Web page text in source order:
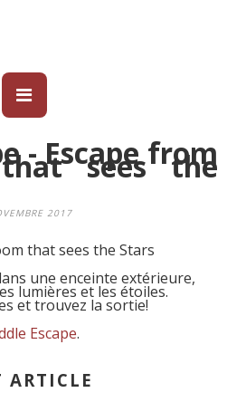
- Escape from
sees the
2017
that sees the Stars
une enceinte extérieure,
lumières et les étoiles.
et trouvez la sortie!
Escape.
ARTICLE